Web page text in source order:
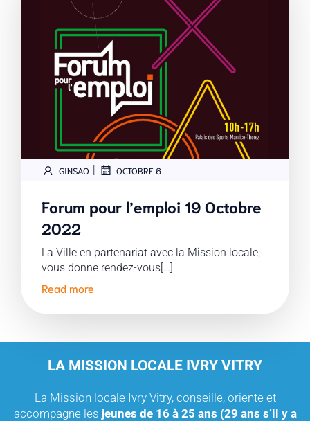
GINSAO | OCTOBRE 6
Forum pour l’emploi 19 Octobre
2022
La Ville en partenariat avec la Mission locale,
vous donne rendez-vous[…]
Read more
LA MISSION LOCALE IVRY VITRY
La Mission locale Ivry Vitry, conseille, oriente et
accompagne les jeunes de 16 à 25 ans (29 ans s’il y a